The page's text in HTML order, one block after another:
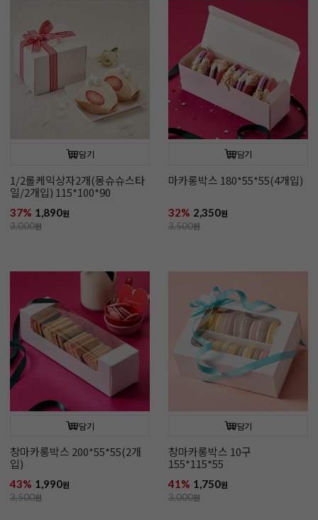
담기
1/2롤케익상자2개(몽슈슈스타
일/2개입) 115*100*90
37% 1,890원
3,000원
담기
마카롱박스 180*55*55(4개입)
32% 2,350원
3,500원
담기
창마카롱박스 200*55*55(2개
입)
43% 1,990원
3,500원
담기
창마카롱박스 10구
155*115*55
41% 1,750원
3,000원